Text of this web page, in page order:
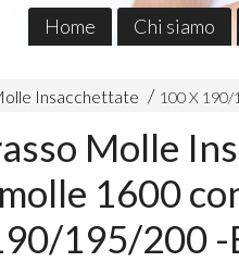
Home Chi siamo
Insacchettate 100 X
Molle
1600
195/200 -